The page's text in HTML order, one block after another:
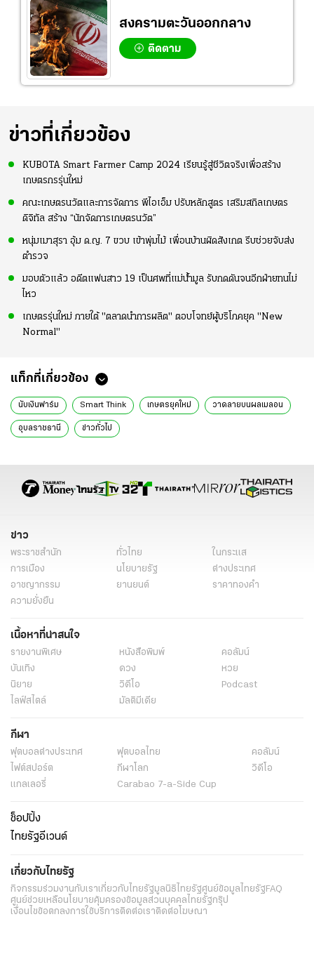
สงครามตะวันออกกลาง
ติดตาม
ข่าวที่เกี่ยวข้อง
KUBOTA Smart Farmer Camp 2024 เรียนรู้สู่ชีวิตจริงเพื่อสร้าง
เกษตรกรรุ่นใหม่
คณะเกษตรนวัตและการจัดการ พีไอเอ็ม ปรับหลักสูตร เสริมสกิลเกษตร
ดิจิทัล สร้าง “นักจัดการเกษตรนวัต”
หนุ่มเมาสุรา อุ้ม ด.ญ. 7 ขวบ เข้าพุ่มไม้ เพื่อนบ้านผิดสังเกต รีบช่วยจับส่ง
ตำรวจ
มอบตัวแล้ว อดีตแฟนสาว 19 เป็นศพที่แม่น้ำมูล รับกดดันจนอีกฝ่ายทนไม่
ไหว
เกษตรรุ่นใหม่ ภายใต้ "ตลาดนำการผลิต" ตอบโจทย์ผู้บริโภคยุค "New
Normal"
แท็กที่เกี่ยวข้อง
นับเงินฟาร์ม Smart Think เกษตรยุคใหม่ วาดลายบนผลเมลอน
อุบลราชธานี ข่าวทั่วไป
ข่าว
พระราชสำนัก ทั่วไทย
ในกระแส
การเมือง
นโยบายรัฐ
ต่างประเทศ
อาชญากรรม
ยานยนต์
ราคาทองคำ
ความยั่งยืน
เนื้อหาที่น่าสนใจ
รายงานพิเศษ หนังสือพิมพ์
คอลัมน์
บันเทิง
ดวง
หวย
นิยาย
วิดีโอ
Podcast
ไลฟ์สไตล์
มัลติมีเดีย
กีฬา
ฟุตบอลต่่างประเทศ ฟุตบอลไทย
คอลัมน์
ไฟต์สปอร์ต
กีฬาโลก
วิดีโอ
แกลเลอรี่
Carabao 7-a-Side Cup
ช็อปปิ้ง
ไทยรัฐอีเวนต์
เกี่ยวกับไทยรัฐ
กิจกรรมร่วมงานกับเราเกี่ยวกับไทยรัฐมูลนิธิไทยรัฐศูนย์ข้อมูลไทยรัฐ FAQ
ศูนย์ช่วยเหลือนโยบายคุ้มครองข้อมูลส่วนบุคคลไทยรัฐกรุ๊ป
เงื่อนไขข้อตกลงการใช้บริการติดต่อเราติดต่อโฆษณา